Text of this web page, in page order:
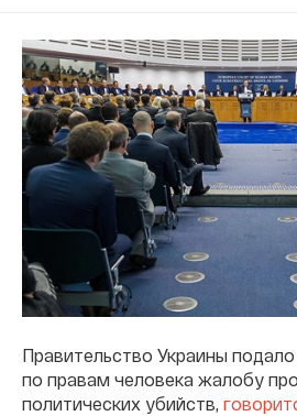
Правительство Украины
по правам человека жалобу
политических убийств,